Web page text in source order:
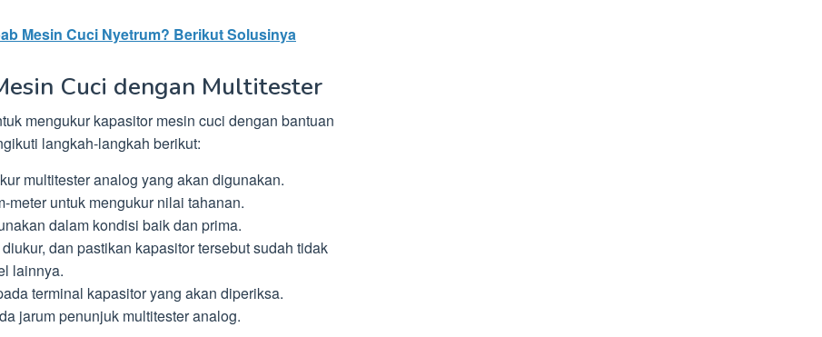
Mesin Cuci Nyetrum? Berikut Solusinya
Cuci dengan Multitester
mengukur kapasitor mesin cuci dengan bantuan
langkah-langkah berikut:
multitester analog yang akan digunakan.
meter untuk mengukur nilai tahanan.
dalam kondisi baik dan prima.
dan pastikan kapasitor tersebut sudah tidak
lainnya.
terminal kapasitor yang akan diperiksa.
jarum penunjuk multitester analog.